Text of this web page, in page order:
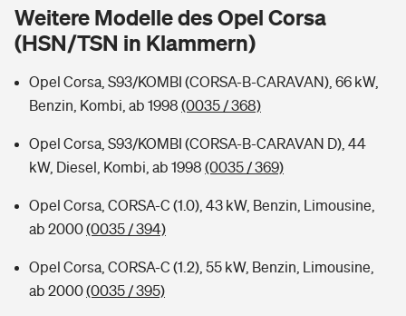
Hochwasser-Check: Wie gefährdet ist Ihr Haus?
Wer versichert was: Jetzt Versicherer finden
Sie haben Fragen?
Private Cyberversicherung
Musikinstrumentenversicherung
Zur Übersicht
Tools
Kinderunfall-Check: Mehr Sicherheit für deine Kids
Sie haben Fragen?
Rentenrechner: Wie viel Geld bekomme ich im Alter?
Weitere Modelle des Opel Corsa
(HSN/TSN in Klammern)
Opel Corsa, S93/KOMBI (CORSA-B-CARAVAN), 66 kW,
Benzin, Kombi, ab 1998 (0035 / 368)
Opel Corsa, S93/KOMBI (CORSA-B-CARAVAN D), 44
kW, Diesel, Kombi, ab 1998 (0035 / 369)
Opel Corsa, CORSA-C (1.0), 43 kW, Benzin, Limousine,
ab 2000(0035 / 394)
Opel Corsa, CORSA-C (1.2), 55 kW, Benzin, Limousine,
ab 2000(0035 / 395)